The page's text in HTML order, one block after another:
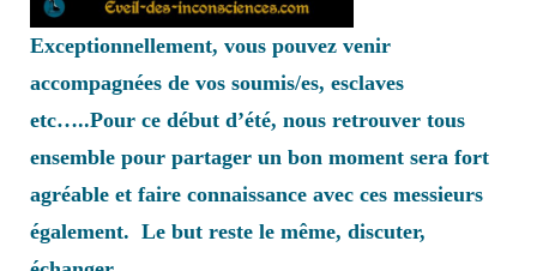
Exceptionnellement, vous pouvez venir
accompagnées de vos soumis/es, esclaves
etc…..Pour ce début d’été, nous retrouver tous
ensemble pour partager un bon moment sera fort
agréable et faire connaissance avec ces messieurs
également. Le but reste le même, discuter,